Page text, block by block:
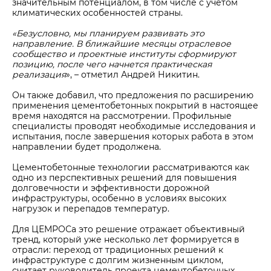
значительным потенциалом, в том числе с учетом
климатических особенностей страны.
«Безусловно, мы планируем развивать это
направление. В ближайшие месяцы отраслевое
сообщество и проектные институты сформируют
позицию, после чего начнется практическая
реализация», – отметил Андрей Никитин.
Он также добавил, что предложения по расширению
применения цементобетонных покрытий в настоящее
время находятся на рассмотрении. Профильные
специалисты проводят необходимые исследования и
испытания, после завершения которых работа в этом
направлении будет продолжена.
Цементобетонные технологии рассматриваются как
одно из перспективных решений для повышения
долговечности и эффективности дорожной
инфраструктуры, особенно в условиях высоких
нагрузок и перепадов температур.
Для ЦЕМРОСа это решение отражает объективный
тренд, который уже несколько лет формируется в
отрасли: переход от традиционных решений к
инфраструктуре с долгим жизненным циклом,